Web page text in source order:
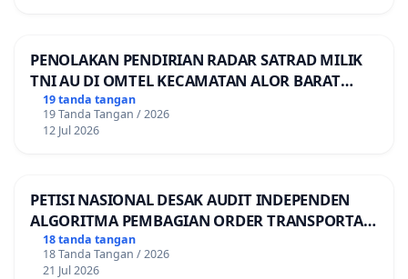
PENOLAKAN PENDIRIAN RADAR SATRAD MILIK
TNI AU DI OMTEL KECAMATAN ALOR BARAT
LAUT, KABUPATEN ALOR
19 tanda tangan
19 Tanda Tangan / 2026
12 Jul 2026
PETISI NASIONAL DESAK AUDIT INDEPENDEN
ALGORITMA PEMBAGIAN ORDER TRANSPORTASI
ONLINE
18 tanda tangan
18 Tanda Tangan / 2026
21 Jul 2026